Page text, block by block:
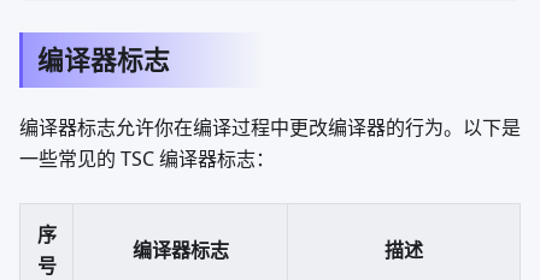
编译器标志
编译器标志允许你在编译过程中更改编译器的行为。以下是
一些常见的 TSC 编译器标志：
序
号
编译器标志 描述